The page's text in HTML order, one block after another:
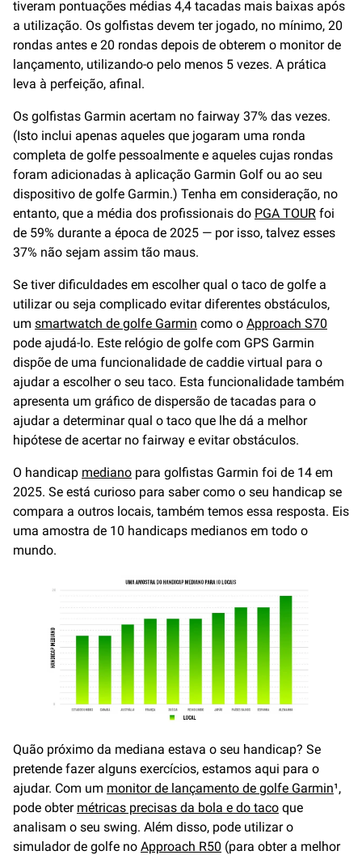
tiveram pontuações médias 4,4 tacadas mais baixas após
a utilização. Os golfistas devem ter jogado, no mínimo, 20
rondas antes e 20 rondas depois de obterem o monitor de
lançamento, utilizando-o pelo menos 5 vezes. A prática
leva à perfeição, afinal.
Os golfistas Garmin acertam no fairway 37% das vezes.
(Isto inclui apenas aqueles que jogaram uma ronda
completa de golfe pessoalmente e aqueles cujas rondas
foram adicionadas à aplicação Garmin Golf ou ao seu
dispositivo de golfe Garmin.) Tenha em consideração, no
entanto, que a média dos profissionais do PGA TOUR foi
de 59% durante a época de 2025 — por isso, talvez esses
37% não sejam assim tão maus.
Se tiver dificuldades em escolher qual o taco de golfe a
utilizar ou seja complicado evitar diferentes obstáculos,
um smartwatch de golfe Garmin como o Approach S70
pode ajudá-lo. Este relógio de golfe com GPS Garmin
dispõe de uma funcionalidade de caddie virtual para o
ajudar a escolher o seu taco. Esta funcionalidade também
apresenta um gráfico de dispersão de tacadas para o
ajudar a determinar qual o taco que lhe dá a melhor
hipótese de acertar no fairway e evitar obstáculos.
O handicap mediano para golfistas Garmin foi de 14 em
2025. Se está curioso para saber como o seu handicap se
compara a outros locais, também temos essa resposta. Eis
uma amostra de 10 handicaps medianos em todo o
mundo.
Quão próximo da mediana estava o seu handicap? Se
pretende fazer alguns exercícios, estamos aqui para o
ajudar. Com um monitor de lançamento de golfe Garmin¹,
pode obter métricas precisas da bola e do taco que
analisam o seu swing. Além disso, pode utilizar o
simulador de golfe no Approach R50 (para obter a melhor